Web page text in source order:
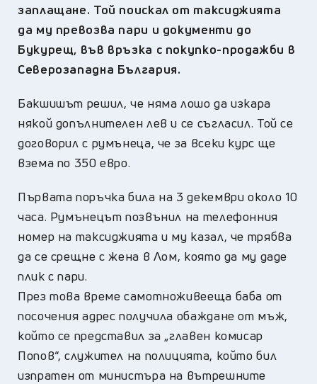
заплащане. Той поискал от таксиджията
да му превозва пари и документи до
Букурещ, във връзка с покупко-продажби в
Северозападна България.
Бакшишът решил, че няма лошо да изкара
някой допълнителен лев и се съгласил. Той се
договорил с румънеца, че за всеки курс ще
взема по 350 евро.
Първата поръчка била на 3 декември около 10
часа. Румънецът позвънил на телефонния
номер на таксиджията и му казал, че трябва
да се срещне с жена в Лом, която да му даде
плик с пари.
През това време самотноживееща баба от
посочения адрес получила обаждане от мъж,
който се представил за „главен комисар
Попов“, служител на полицията, който бил
изпратен от министъра на вътрешните